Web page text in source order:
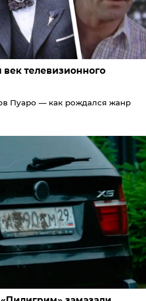
век телевизионного
Пуаро — как рождался жанр